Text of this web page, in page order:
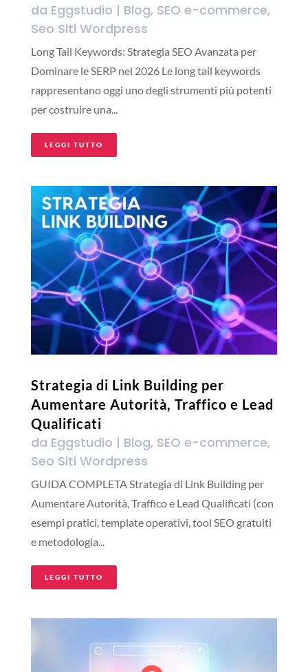
da Eggstudio | Blog, SEO e-commerce,
Seo Siti Wordpress
Long Tail Keywords: Strategia SEO Avanzata per
Dominare le SERP nel 2026 Le long tail keywords
rappresentano oggi uno degli strumenti più potenti
per costruire una...
LEGGI TUTTO
Strategia di Link Building per
Aumentare Autorità, Traffico e Lead
Qualificati
da Eggstudio | Blog, SEO e-commerce,
Seo Siti Wordpress
GUIDA COMPLETA Strategia di Link Building per
Aumentare Autorità, Traffico e Lead Qualificati (con
esempi pratici, template operativi, tool SEO gratuiti
e metodologia...
LEGGI TUTTO